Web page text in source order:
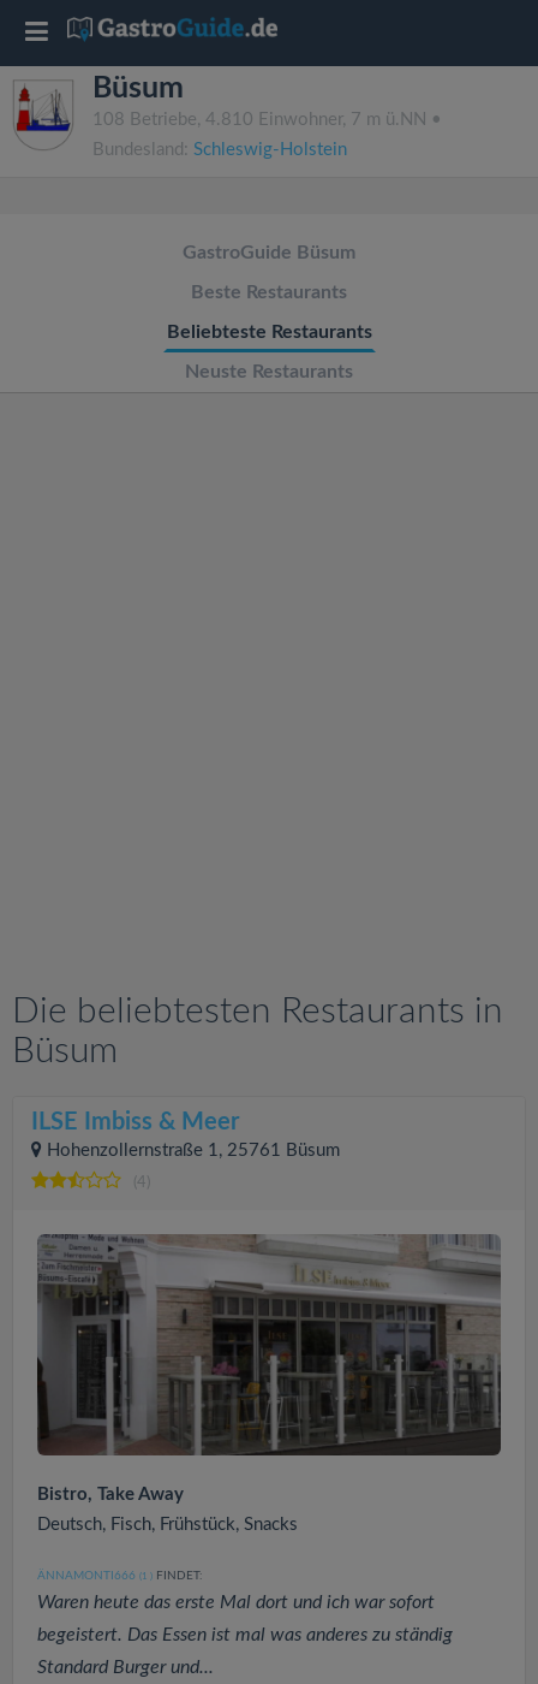
Büsum
108 Betriebe, 4.810 Einwohner, 7 m ü.NN •
Bundesland: Schleswig-Holstein
GastroGuide Büsum
Beste Restaurants
Beliebteste Restaurants
Neuste Restaurants
Die beliebtesten Restaurants in
Büsum
ILSE Imbiss & Meer
Hohenzollernstraße 1, 25761 Büsum
(4)
Bistro, Take Away
Deutsch, Fisch, Frühstück, Snacks
ÄNNAMONTI666 (1 ) FINDET:
Waren heute das erste Mal dort und ich war sofort
begeistert. Das Essen ist mal was anderes zu ständig
Standard Burger und...
T
o